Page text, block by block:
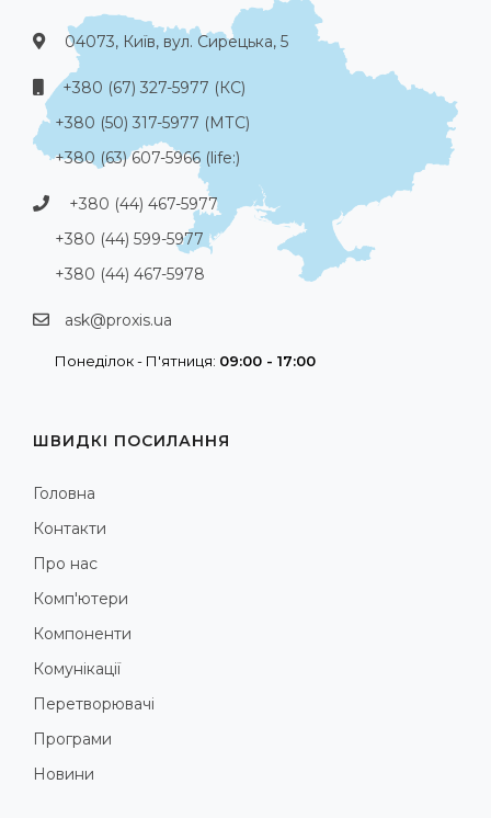
04073, Київ, вул. Сирецька, 5
+380 (67) 327-5977 (КС)
+380 (50) 317-5977 (МТС)
+380 (63) 607-5966 (life:)
+380 (44) 467-5977
+380 (44) 599-5977
+380 (44) 467-5978
ask@proxis.ua
Понеділок - П'ятниця: 09:00 - 17:00
ШВИДКІ ПОСИЛАННЯ
Головна
Контакти
Про нас
Комп'ютери
Компоненти
Комунікації
Перетворювачі
Програми
Новини